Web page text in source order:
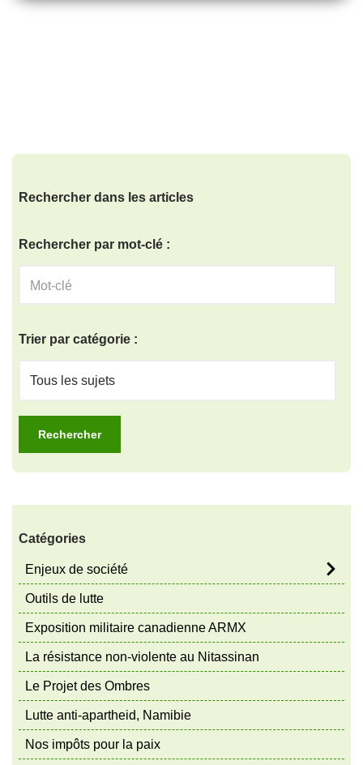
Rechercher dans les articles
Rechercher par mot-clé :
Trier par catégorie :
Catégories
Enjeux de société
Outils de lutte
Exposition militaire canadienne ARMX
La résistance non-violente au Nitassinan
Le Projet des Ombres
Lutte anti-apartheid, Namibie
Nos impôts pour la paix